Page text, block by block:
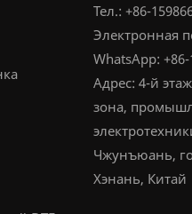
Тел.: +86-
Электронная
WhatsApp: +86-
Адрес: 4-й
зона,
Чжунъюань,
Хэнань, Китай